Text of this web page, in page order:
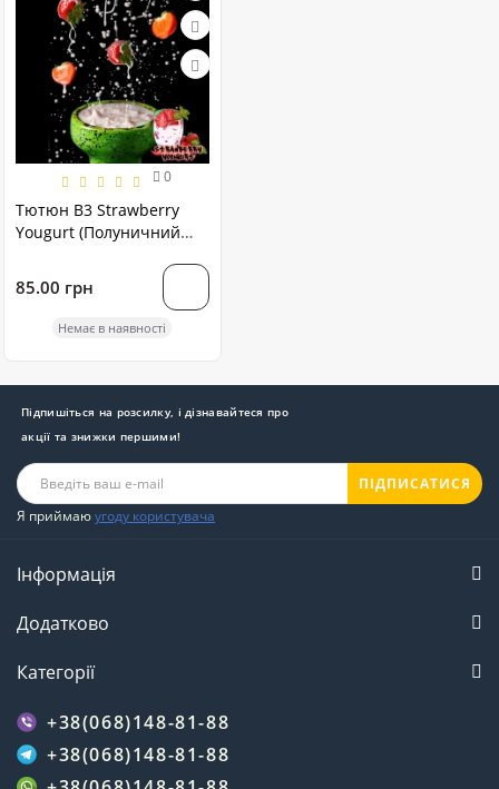
0
Тютюн B3 Strawberry
Yougurt (Полуничний
85.00 грн
Немає в наявності
Підпишіться на розсилку, і дізнавайтеся про
акції та знижки першими!
ПІДПИСАТИСЯ
Я приймаюугоду користувача
Інформація
Додатково
Категорії
+38(068)148-81-88
+38(068)148-81-88